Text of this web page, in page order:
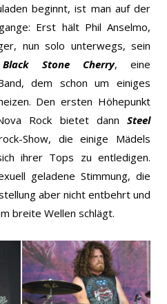
beginnt, ist man auf der
Erst hält Phil Anselmo,
nun solo unterwegs, sein
Black Stone Cherry, eine
dem schon um einiges
Den ersten Höhepunkt
Rock bietet dann Steel
Show, die einige Mädels
ihrer Tops zu entledigen.
geladene Stimmung, die
aber nicht entbehrt und
breite Wellen schlägt.